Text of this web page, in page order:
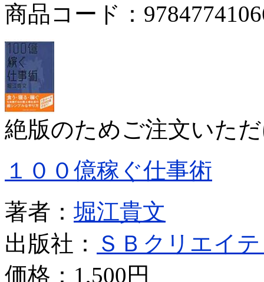
商品コード：
絶版のためご注文いた
１００億稼ぐ仕事術
著者： 堀江貴文
出版社：
ＳＢクリエイ
価格： 1,500円